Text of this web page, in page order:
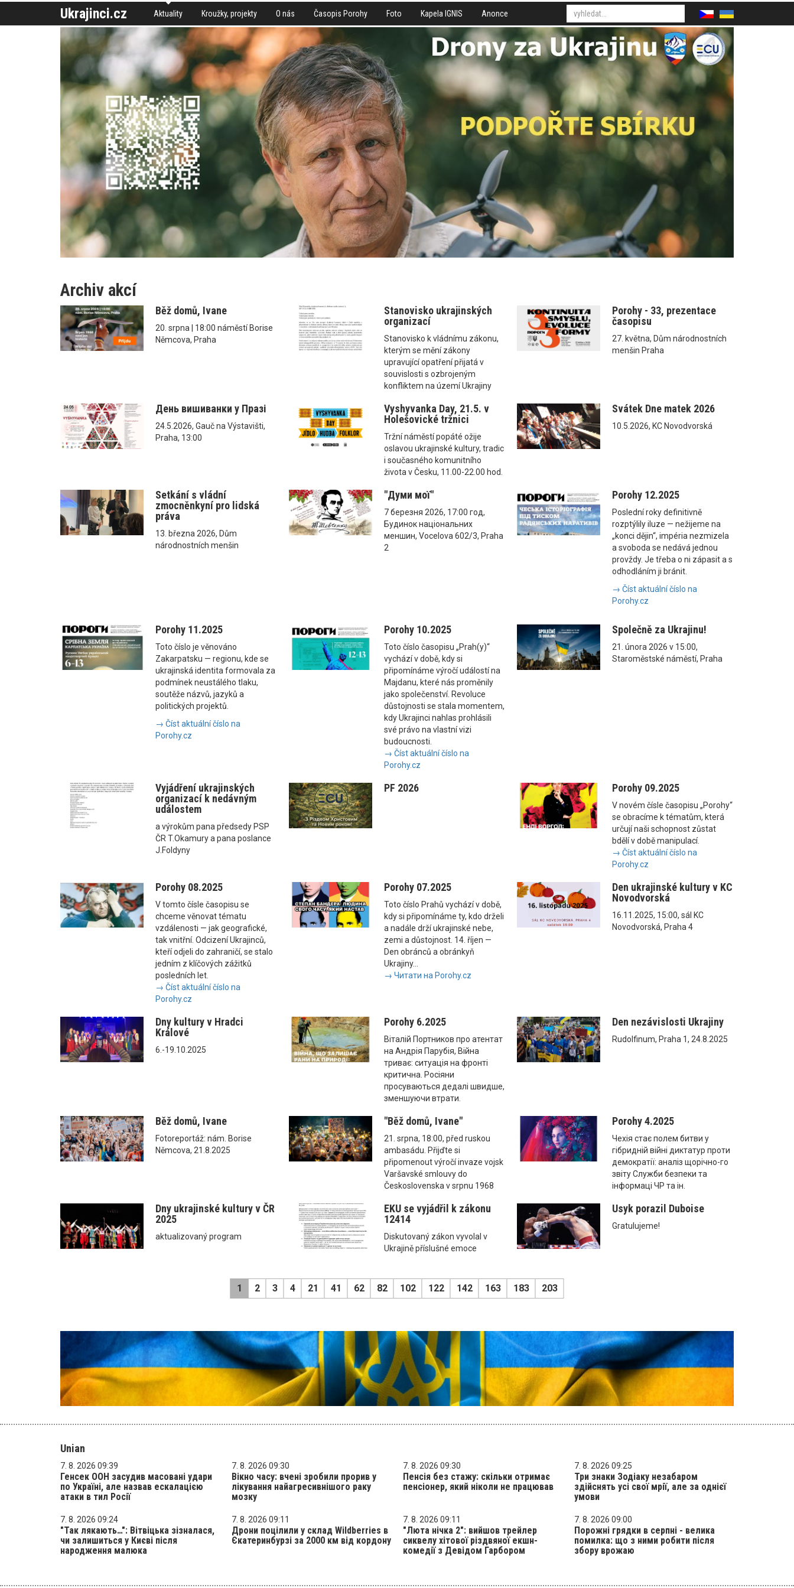
Ukrajinci.cz Aktuality Kroužky, projekty O nás Časopis Porohy Foto Kapela IGNIS Anonce
Archiv akcí
Běž domů, Ivane
20. srpna | 18:00 náměstí Borise
Němcova, Praha
Stanovisko ukrajinských
organizací
Stanovisko k vládnímu zákonu,
kterým se mění zákony
upravující opatření přijatá v
souvislosti s ozbrojeným
konfliktem na území Ukrajiny
Porohy - 33, prezentace
časopisu
27. května, Dům národnostních
menšin Praha
День вишиванки у Празі
24.5.2026, Gauč na Výstavišti,
Praha, 13:00
Vyshyvanka Day, 21.5. v
Holešovické tržnici
Tržní náměstí popáté ožije
oslavou ukrajinské kultury, tradic
i současného komunitního
života v Česku, 11.00-22.00 hod.
Svátek Dne matek 2026
10.5.2026, KC Novodvorská
Setkání s vládní
zmocněnkyní pro lidská
práva
13. března 2026, Dům
národnostních menšin
"Думи мої"
7 березня 2026, 17:00 год,
Будинок національних
меншин, Vocelova 602/3, Praha
2
Porohy 12.2025
Poslední roky definitivně
rozptýlily iluze — nežijeme na
„konci dějin“, impéria nezmizela
a svoboda se nedává jednou
provždy. Je třeba o ni zápasit a s
odhodláním ji bránit.
→ Číst aktuální číslo na
Porohy.cz
Porohy 11.2025
Toto číslo je věnováno
Zakarpatsku — regionu, kde se
ukrajinská identita formovala za
podmínek neustálého tlaku,
soutěže názvů, jazyků a
politických projektů.
→ Číst aktuální číslo na
Porohy.cz
Porohy 10.2025
Toto číslo časopisu „Prah(y)“
vychází v době, kdy si
připomínáme výročí událostí na
Majdanu, které nás proměnily
jako společenství. Revoluce
důstojnosti se stala momentem,
kdy Ukrajinci nahlas prohlásili
své právo na vlastní vizi
budoucnosti.
→ Číst aktuální číslo na
Porohy.cz
Společně za Ukrajinu!
21. února 2026 v 15:00,
Staroměstské náměstí, Praha
Vyjádření ukrajinských
organizací k nedávným
událostem
a výrokům pana předsedy PSP
ČR T.Okamury a pana poslance
J.Foldyny
PF 2026 Porohy 09.2025
V novém čísle časopisu „Porohy“
se obracíme k tématům, která
určují naši schopnost zůstat
bdělí v době manipulací.
→ Číst aktuální číslo na
Porohy.cz
Porohy 08.2025
V tomto čísle časopisu se
chceme věnovat tématu
vzdálenosti — jak geografické,
tak vnitřní. Odcizení Ukrajinců,
kteří odjeli do zahraničí, se stalo
jedním z klíčových zážitků
posledních let.
→ Číst aktuální číslo na
Porohy.cz
Porohy 07.2025
Toto číslo Prahů vychází v době,
kdy si připomínáme ty, kdo drželi
a nadále drží ukrajinské nebe,
zemi a důstojnost. 14. říjen —
Den obránců a obránkyň
Ukrajiny...
→ Читати на Porohy.cz
Den ukrajinské kultury v KC
Novodvorská
16.11.2025, 15:00, sál KC
Novodvorská, Praha 4
Dny kultury v Hradci
Králové
6.-19.10.2025
Porohy 6.2025
Віталій Портников про атентат
на Андрія Парубія, Війна
триває: ситуація на фронті
критична. Росіяни
просуваються дедалі швидше,
зменшуючи втрати.
Den nezávislosti Ukrajiny
Rudolfinum, Praha 1, 24.8.2025
Běž domů, Ivane
Fotoreportáž: nám. Borise
Němcova, 21.8.2025
"Běž domů, Ivane"
21. srpna, 18:00, před ruskou
ambasádu. Přijďte si
připomenout výročí invaze vojsk
Varšavské smlouvy do
Československa v srpnu 1968
Porohy 4.2025
Чехія стає полем битви у
гібридній війні диктатур проти
демократії: аналіз щорічно-го
звіту Служби безпеки та
інформаці ЧР та ін.
Dny ukrajinské kultury v ČR
2025
aktualizovaný program
EKU se vyjádřil k zákonu
12414
Diskutovaný zákon vyvolal v
Ukrajině příslušné emoce
Usyk porazil Duboise
Gratulujeme!
1 2 3 4 21 41 62 82 102 122 142 163 183 203
Unian
7. 8. 2026 09:39
Генсек ООН засудив масовані удари
по Україні, але назвав ескалацією
атаки в тил Росії
7. 8. 2026 09:30
Вікно часу: вчені зробили прорив у
лікування найагресивнішого раку
мозку
7. 8. 2026 09:30
Пенсія без стажу: скільки отримає
пенсіонер, який ніколи не працював
7. 8. 2026 09:25
Три знаки Зодіаку незабаром
здійснять усі свої мрії, але за однієї
умови
7. 8. 2026 09:24
"Так лякають…": Вітвіцька зізналася,
чи залишиться у Києві після
народження малюка
7. 8. 2026 09:11
Дрони поцілили у склад Wildberries в
Єкатеринбурзі за 2000 км від кордону
7. 8. 2026 09:11
"Люта нічка 2": вийшов трейлер
сиквелу хітової різдвяної екшн-
комедії з Девідом Гарбором
7. 8. 2026 09:00
Порожні грядки в серпні - велика
помилка: що з ними робити після
збору врожаю